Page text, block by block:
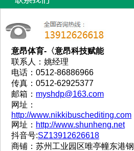
意昂体育-〈意昂科技赋能
联系人：姚经理
电话：0512-86886966
传真：0512-62925377
邮箱： myshdp@163.com
网址：
http://www.nikkibuschediting.com
网址： http://www.shunheng.net
抖音号:SZ13912626618
商铺：苏州工业园区唯亭幢东港钢